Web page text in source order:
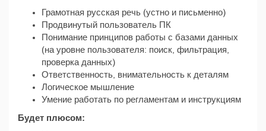
Грамотная русская речь (устно и письменно)
Продвинутый пользователь ПК
Понимание принципов работы с базами данных
(на уровне пользователя: поиск, фильтрация,
проверка данных)
Ответственность, внимательность к деталям
Логическое мышление
Умение работать по регламентам и инструкциям
Будет плюсом: